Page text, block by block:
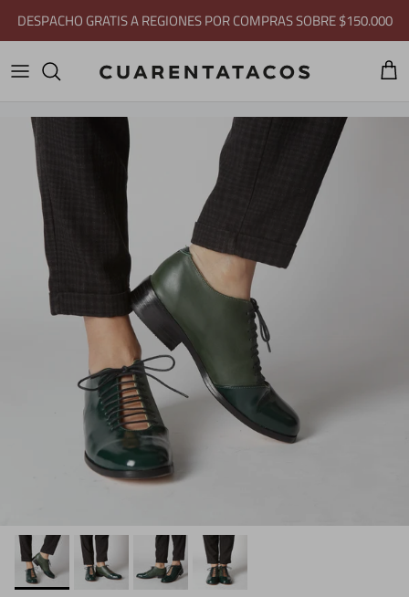
DESPACHO GRATIS A REGIONES POR COMPRAS SOBRE $150.000
Ir directamente a la información del producto